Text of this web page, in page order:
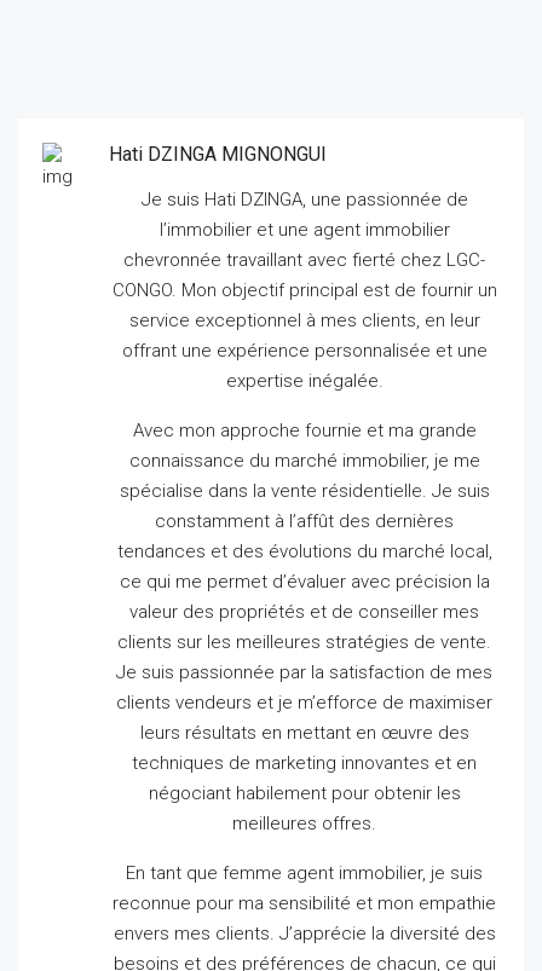
Hati DZINGA MIGNONGUI
Je suis Hati DZINGA, une passionnée de
l’immobilier et une agent immobilier
chevronnée travaillant avec fierté chez LGC-
CONGO. Mon objectif principal est de fournir un
service exceptionnel à mes clients, en leur
offrant une expérience personnalisée et une
expertise inégalée.
Avec mon approche fournie et ma grande
connaissance du marché immobilier, je me
spécialise dans la vente résidentielle. Je suis
constamment à l’affût des dernières
tendances et des évolutions du marché local,
ce qui me permet d’évaluer avec précision la
valeur des propriétés et de conseiller mes
clients sur les meilleures stratégies de vente.
Je suis passionnée par la satisfaction de mes
clients vendeurs et je m’efforce de maximiser
leurs résultats en mettant en œuvre des
techniques de marketing innovantes et en
négociant habilement pour obtenir les
meilleures offres.
En tant que femme agent immobilier, je suis
reconnue pour ma sensibilité et mon empathie
envers mes clients. J’apprécie la diversité des
besoins et des préférences de chacun, ce qui